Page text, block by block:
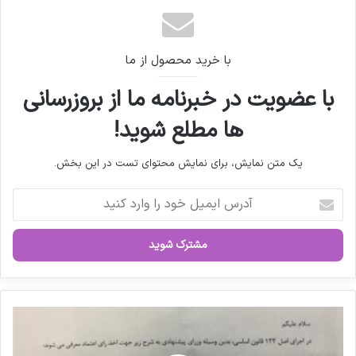
مصاحبه مشاور سندیکای تولید
کنندگان مواد دارویی، شیمیایی و
بسته بندی دارویی از روند تولید و
اقدامات دبیرخانه سندیکا در راستای
خدمت رسانی به تولید کنندگان مواد
دارویی و ملزومات بسته بندی دارویی
با خرید محصول از ما
با عضویت در خبرنامه ما از بروزرسانی
ها مطلع شوید!
یک متن نمایش، برای نمایش محتوای تست در این بخش.
ر
ا
ی
م